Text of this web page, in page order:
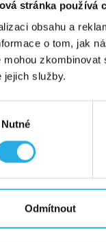
stránka používá
obsahu a
o tom, jak
mohou
jejich služby.
Nutné
Odmítnout
směsí
5, a to
jak na
Pozor:
To